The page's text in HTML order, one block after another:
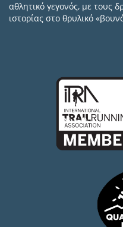
αθλητικό γεγονός, με τους
ιστορίας στο θρυλικό